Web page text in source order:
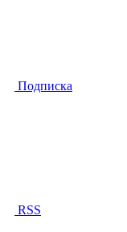
Подписка
RSS